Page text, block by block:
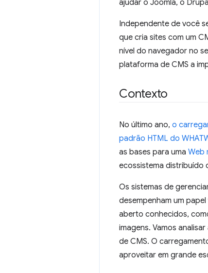
ajudar o Joomla, o
Independente de você
que cria sites com um
nível do navegador no
plataforma de CMS a
Contexto
No último ano, o
padrão HTML do
as bases para uma Web
ecossistema distribuído
Os sistemas de
desempenham um
aberto conhecidos,
imagens. Vamos
de CMS. O
aproveitar em grande